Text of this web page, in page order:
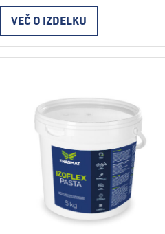
VEČ O IZDELKU